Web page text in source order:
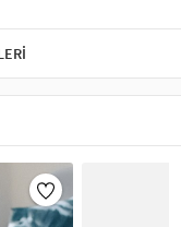
soğuk içeceklerde masa